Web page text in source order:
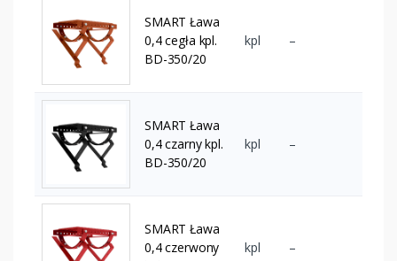
SMART Ława
0,4 cegła kpl.
BD-350/20
kpl –
SMART Ława
0,4 czarny kpl.
BD-350/20
kpl –
SMART Ława
0,4 czerwony
kpl –